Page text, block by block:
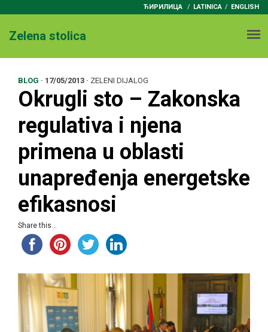
ЋИРИЛИЦА / LATINICA ENGLISH
Zelena stolica
BLOG · 17/05/2013 · ZELENI DIJALOG
Okrugli sto – Zakonska
regulativa i njena
primena u oblasti
unapređenja energetske
efikasnosi
Share this...